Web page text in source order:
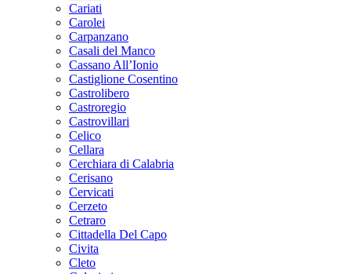
Cariati
Carolei
Carpanzano
Casali del Manco
Cassano All’Ionio
Castiglione Cosentino
Castrolibero
Castroregio
Castrovillari
Celico
Cellara
Cerchiara di Calabria
Cerisano
Cervicati
Cerzeto
Cetraro
Cittadella Del Capo
Civita
Cleto